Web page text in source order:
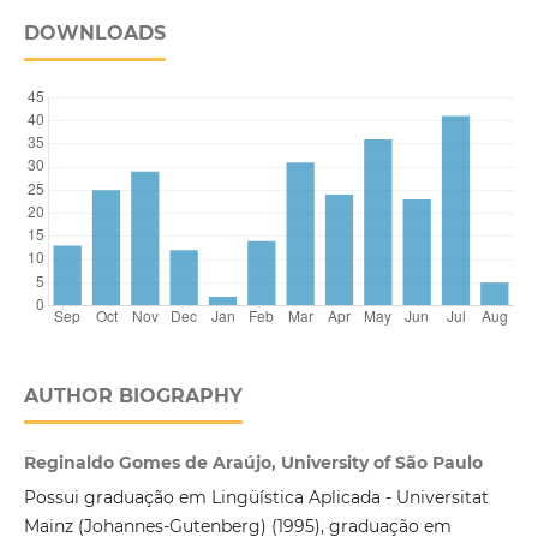
DOWNLOADS
AUTHOR BIOGRAPHY
Reginaldo Gomes de Araújo, University of São Paulo
Possui graduação em Lingüística Aplicada - Universitat
Mainz (Johannes-Gutenberg) (1995), graduação em